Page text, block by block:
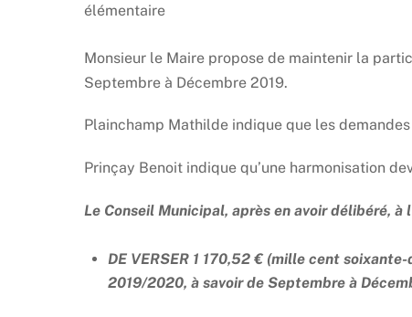
élémentaire
Monsieur le Maire propose de maintenir la
Septembre à Décembre 2019.
Plainchamp Mathilde indique que les
Prinçay Benoit indique qu’une harmonisation
Le Conseil Municipal, après en avoir délibéré,
DE VERSER 1 170,52 € (mille cent
2019/2020, à savoir de Septembre à